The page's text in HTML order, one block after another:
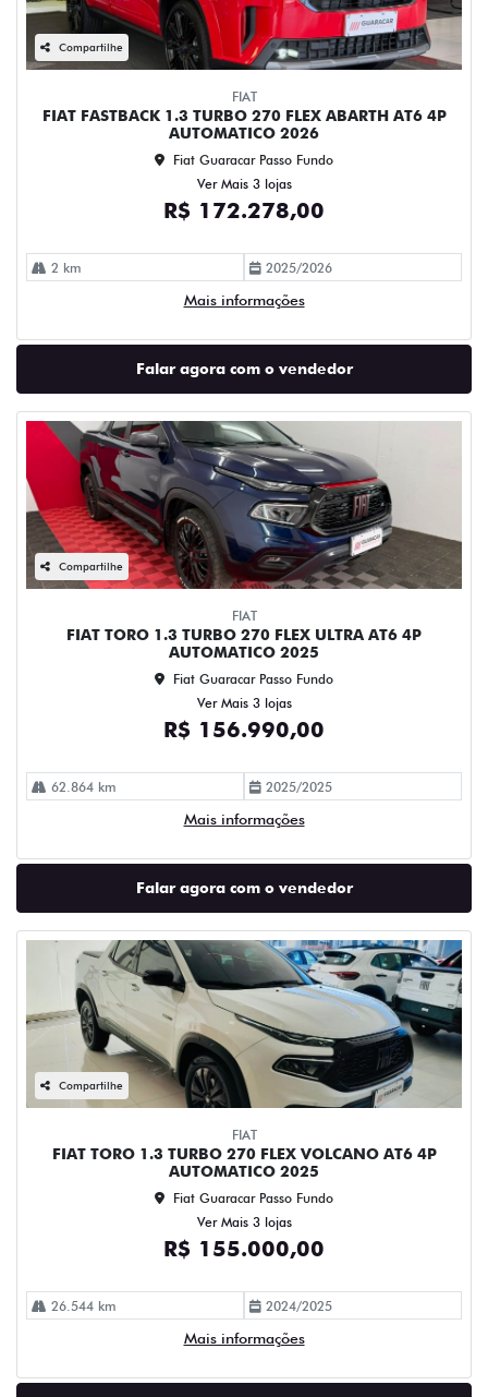
Compartilhe
FIAT
FIAT FASTBACK 1.3 TURBO 270 FLEX ABARTH AT6 4P
AUTOMATICO 2026
Fiat Guaracar Passo Fundo
Ver Mais 3 lojas
R$ 172.278,00
2 km 2025/2026
Mais informações
Falar agora com o vendedor
Compartilhe
FIAT
FIAT TORO 1.3 TURBO 270 FLEX ULTRA AT6 4P
AUTOMATICO 2025
Fiat Guaracar Passo Fundo
Ver Mais 3 lojas
R$ 156.990,00
62.864 km 2025/2025
Mais informações
Falar agora com o vendedor
Compartilhe
FIAT
FIAT TORO 1.3 TURBO 270 FLEX VOLCANO AT6 4P
AUTOMATICO 2025
Fiat Guaracar Passo Fundo
Ver Mais 3 lojas
R$ 155.000,00
26.544 km 2024/2025
Mais informações